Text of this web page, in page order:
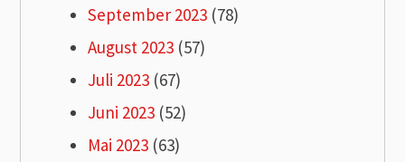
September 2023 (78)
August 2023 (57)
Juli 2023 (67)
Juni 2023 (52)
Mai 2023 (63)